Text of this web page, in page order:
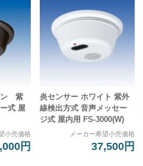
ン 紫
式 屋
小売価格
円
炎センサー ホワイト 紫外
線検出方式 音声メッセー
ジ式 屋内用 FS-3000(W)
メーカー希望小売価格
37,500円